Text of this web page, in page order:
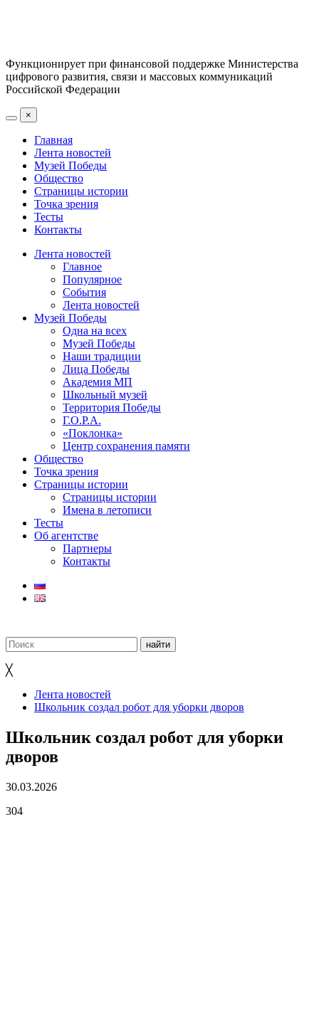
Функционирует при финансовой поддержке Министерства
цифрового развития, связи и массовых коммуникаций
Российской Федерации
×
Главная
Лента новостей
Музей Победы
Общество
Страницы истории
Точка зрения
Тесты
Контакты
Лента новостей
Главное
Популярное
События
Лента новостей
Музей Победы
Одна на всех
Музей Победы
Наши традиции
Лица Победы
Академия МП
Школьный музей
Территория Победы
Г.О.Р.А.
«Поклонка»
Центр сохранения памяти
Общество
Точка зрения
Страницы истории
Страницы истории
Имена в летописи
Тесты
Об агентстве
Партнеры
Контакты
╳
Лента новостей
Школьник создал робот для уборки дворов
Школьник создал робот для уборки
дворов
30.03.2026
304